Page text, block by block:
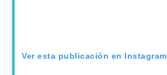
Ver esta publicación en Instagram